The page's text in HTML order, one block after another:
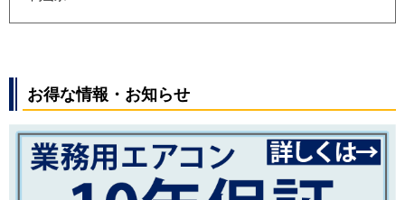
お得な情報・お知らせ